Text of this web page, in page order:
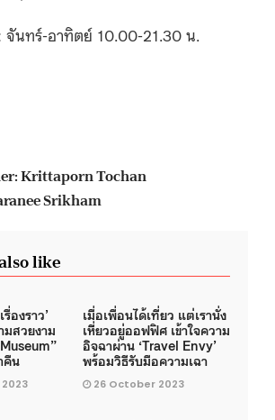
จันทร์-อาทิตย์ 10.00-21.30 น.
Krittaporn Tochan
Srikham
like
องราว’
มสวยงาม
คืน
เมื่อเพื่อนได้เที่ยว แต่เรานั่ง
เหี่ยวอยู่ออฟฟิศ เข้าใจความ
อิจฉาผ่าน ‘Travel Envy’
พร้อมวิธีรับมือความเฉา
26 October 2023